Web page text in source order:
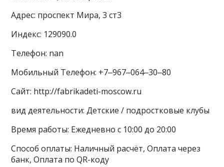
Адрес: проспект Мира, 3 ст3
Индекс: 129090.0
Телефон: nan
Мобильный Телефон: +7‒967‒064‒30‒80
Сайт: http://fabrikadeti-moscow.ru
вид деятельности: Детские / подростковые клубы
Время работы: Ежедневно с 10:00 до 20:00
Способ оплаты: Наличный расчёт, Оплата через
банк, Оплата по QR-коду